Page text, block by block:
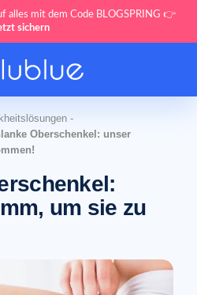
alles mit dem Code BLOGSPRING 👉
sichern
-
Oberschenkel: unser
um sie zu